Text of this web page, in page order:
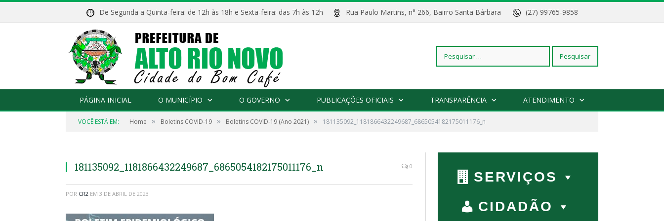
De Segunda a Quinta-feira: de 12h às 18h e Sexta-feira: das 7h às 12h Rua Paulo Martins, n° 266, Bairro Santa Bárbara (27) 99765-9858
Pesquisar
por:
PÁGINA INICIAL O MUNICÍPIO O GOVERNO PUBLICAÇÕES OFICIAIS TRANSPARÊNCIA ATENDIMENTO
VOCÊ ESTÁ EM: Home » Boletins COVID-19 » Boletins COVID-19 (Ano 2021) » 181135092_1181866432249687_6865054182175011176_n
181135092_1181866432249687_6865054182175011176_n 0
POR CR2 EM 3 DE ABRIL DE 2023
SERVIÇOS
CIDADÃO